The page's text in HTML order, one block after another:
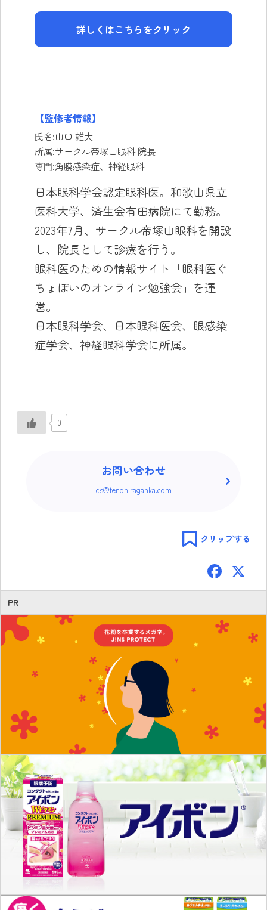
詳しくはこちらをクリック
【監修者情報】
⽒名:山口 雄大
所属:サークル帝塚山眼科 院長
専⾨:角膜感染症、神経眼科
日本眼科学会認定眼科医。和歌山県立
医科大学、済生会有田病院にて勤務。
2023年7月、サークル帝塚山眼科を開設
し、院長として診療を行う。
眼科医のための情報サイト「眼科医ぐ
ちょぽいのオンライン勉強会」を運
営。
日本眼科学会、日本眼科医会、眼感染
症学会、神経眼科学会に所属。
0
お問い合わせ
cs@tenohiraganka.com
クリップする
F
ac
e
PR